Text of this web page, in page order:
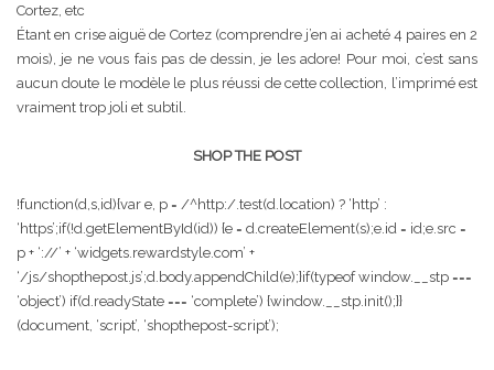
Cortez, etc
Étant en crise aiguë de Cortez (comprendre j’en ai acheté 4 paires en 2
mois), je ne vous fais pas de dessin, je les adore! Pour moi, c’est sans
aucun doute le modèle le plus réussi de cette collection, l’imprimé est
vraiment trop joli et subtil.
SHOP THE POST
!function(d,s,id){var e, p = /^http:/.test(d.location) ? ‘http’ :
‘https’;if(!d.getElementById(id)) {e = d.createElement(s);e.id = id;e.src =
p + ‘://’ + ‘widgets.rewardstyle.com’ +
‘/js/shopthepost.js’;d.body.appendChild(e);}if(typeof window.__stp ===
‘object’) if(d.readyState === ‘complete’) {window.__stp.init();}}
(document, ‘script’, ‘shopthepost-script’);